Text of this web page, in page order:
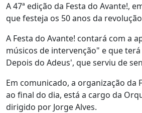
A 47ª edição da Festa do Avante!,
que festeja os 50 anos da
A Festa do Avante! contará com a
músicos de intervenção" e que
Depois do Adeus', que serviu de
Em comunicado, a organização da
ao final do dia, está a cargo da
dirigido por Jorge Alves.